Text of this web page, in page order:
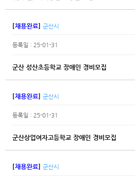
[채용완료] 군산시
등록일 : 25-01-31
군산 성산초등학교 장애인 경비모집
[채용완료] 군산시
등록일 : 25-01-31
군산상업여자고등학교 장애인 경비모집
[채용완료] 군산시